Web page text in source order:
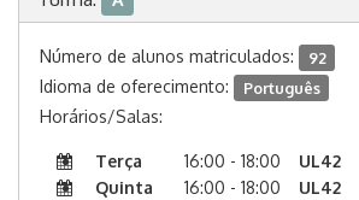
Número de alunos matriculados: 92
Idioma de oferecimento: Português
Horários/Salas:
Terça 16:00 - 18:00
UL42
Quinta
16:00 - 18:00
UL42